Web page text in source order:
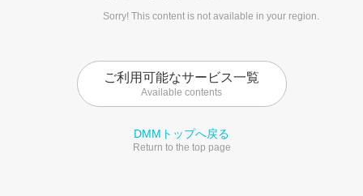
Sorry! This content is not available in your region.
ご利用可能なサービス一覧
Available contents
DMMトップへ戻る
Return to the top page